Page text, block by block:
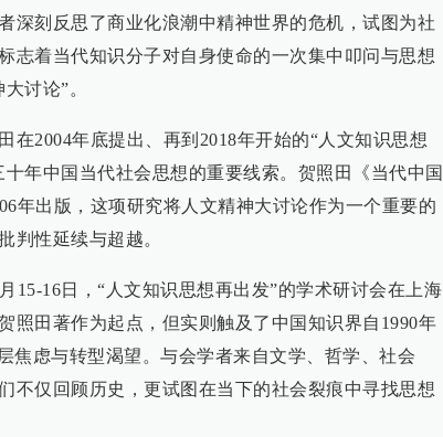
深刻反思了商业化浪潮中精神世界的危机，试图为社
志着当代知识分子对自身使命的一次集中叩问与思想
讨论”。
在2004年底提出、再到2018年开始的“人文知识思想
年中国当代社会思想的重要线索。贺照田《当代中国
年出版，这项研究将人文精神大讨论作为一个重要的
判性延续与超越。
15-16日，“人文知识思想再出发”的学术研讨会在上海
照田著作为起点，但实则触及了中国知识界自1990年
焦虑与转型渴望。与会学者来自文学、哲学、社会
不仅回顾历史，更试图在当下的社会裂痕中寻找思想